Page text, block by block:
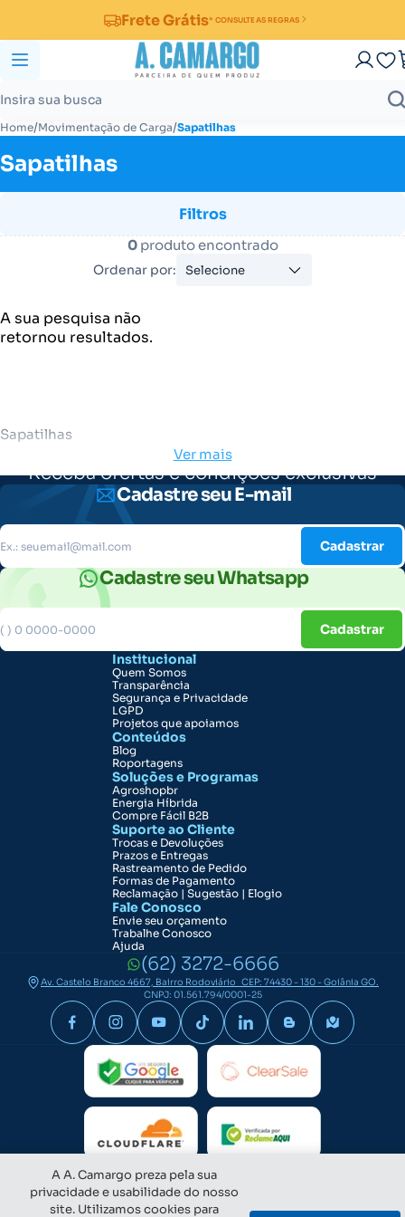
Frete Grátis* CONSULTE AS REGRAS
Home/Movimentação de Carga/Sapatilhas
Sapatilhas
Filtros
0produto encontrado
Ordenar por: Selecione
A sua pesquisa não
retornou resultados.
Sapatilhas
Ver mais
Receba ofertas e condições exclusivas
Cadastre seu E-mail
Cadastrar
Cadastre seu Whatsapp
Cadastrar
Institucional
Quem Somos
Transparência
Segurança e Privacidade
LGPD
Projetos que apoiamos
Conteúdos
Blog
Roportagens
Soluções e Programas
Agroshopbr
Energia Híbrida
Compre Fácil B2B
Suporte ao Cliente
Trocas e Devoluções
Prazos e Entregas
Rastreamento de Pedido
Formas de Pagamento
Reclamação | Sugestão | Elogio
Fale Conosco
Envie seu orçamento
Trabalhe Conosco
Ajuda
(62) 3272-6666
Av. Castelo Branco 4667, Bairro Rodoviário CEP: 74430 - 130 - Goiânia GO.
CNPJ: 01.561.794/0001-25
A A. Camargo preza pela sua
privacidade e usabilidade do nosso
site. Utilizamos cookies para